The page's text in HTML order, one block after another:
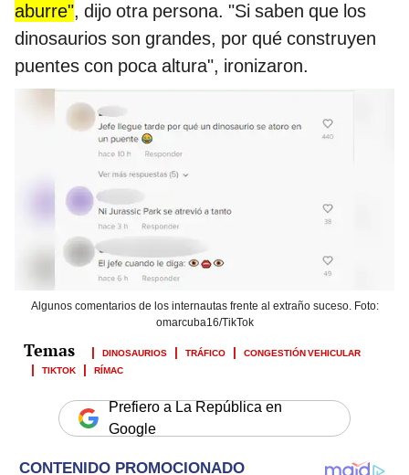
aburre", dijo otra persona. "Si saben que los
dinosaurios son grandes, por qué construyen
puentes con poca altura", ironizaron.
Algunos comentarios de los internautas frente al extraño suceso. Foto:
omarcuba16/TikTok
DINOSAURIOS TRÁFICO
CONGESTIÓN VEHICULAR
TIKTOK
RÍMAC
Prefiero a La República en
Google